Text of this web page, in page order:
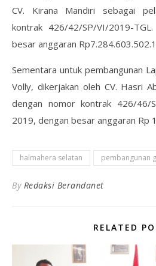
CV. Kirana Mandiri sebagai
kontrak 426/42/SP/VI/2019-
besar anggaran
Sementara untuk pembangunan
Volly, dikerjakan oleh CV. Hasri
dengan nomor kontrak 426/46/
2019, dengan besar anggaran Rp
halmahera selatan pembangunan
By Redaksi Berandanet
RELATED